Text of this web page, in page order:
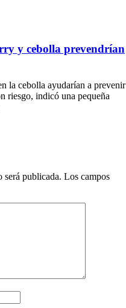
y cebolla prevendrían
la cebolla ayudarían a prevenir
riesgo, indicó una pequeña
será publicada. Los campos